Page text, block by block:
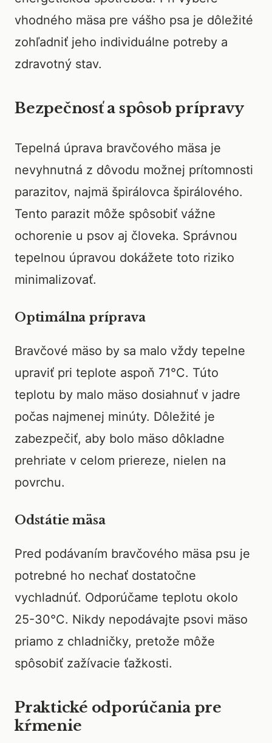
vhodného mäsa pre vášho psa je dôležité
zohľadniť jeho individuálne potreby a
zdravotný stav.
Bezpečnosť a spôsob prípravy
Tepelná úprava bravčového mäsa je
nevyhnutná z dôvodu možnej prítomnosti
parazitov, najmä špirálovca špirálového.
Tento parazit môže spôsobiť vážne
ochorenie u psov aj človeka. Správnou
tepelnou úpravou dokážete toto riziko
minimalizovať.
Optimálna príprava
Bravčové mäso by sa malo vždy tepelne
upraviť pri teplote aspoň 71°C. Túto
teplotu by malo mäso dosiahnuť v jadre
počas najmenej minúty. Dôležité je
zabezpečiť, aby bolo mäso dôkladne
prehriate v celom priereze, nielen na
povrchu.
Odstátie mäsa
Pred podávaním bravčového mäsa psu je
potrebné ho nechať dostatočne
vychladnúť. Odporúčame teplotu okolo
25-30°C. Nikdy nepodávajte psovi mäso
priamo z chladničky, pretože môže
spôsobiť zažívacie ťažkosti.
Praktické odporúčania pre
kŕmenie